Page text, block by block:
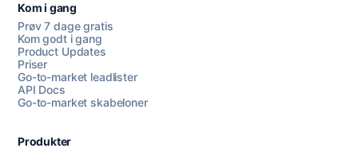
Kom i gang
Prøv 7 dage gratis
Kom godt i gang
Product Updates
Priser
Go-to-market leadlister
API Docs
Go-to-market skabeloner
Produkter